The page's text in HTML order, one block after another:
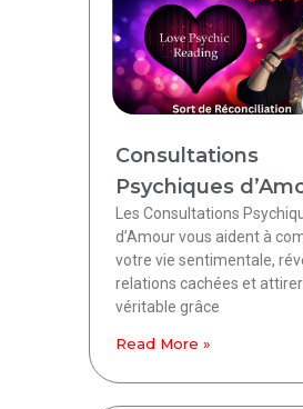
Consultations
Psychiques
Les Consultations
d’Amour vous aident à
votre vie sentimentale,
relations cachées et attirer
véritable grâce
Read More »